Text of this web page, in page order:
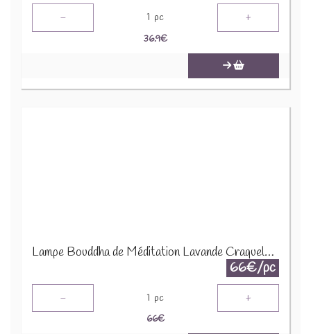
- 1 pc +
36.9€
Lampe Bouddha de Méditation Lavande Craquelé - Support Ovale FGLamp-08
66€/pc
- 1 pc +
66€